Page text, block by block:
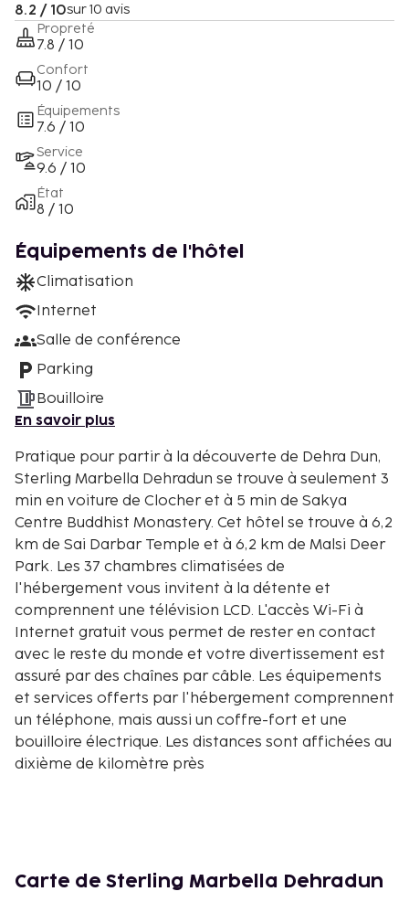
8.2 / 10sur 10 avis
Propreté
7.8 / 10
Confort
10 / 10
Équipements
7.6 / 10
Service
9.6 / 10
État
8 / 10
Équipements de l'hôtel
Climatisation
Internet
Salle de conférence
Parking
Bouilloire
En savoir plus
Pratique pour partir à la découverte de Dehra Dun,
Sterling Marbella Dehradun se trouve à seulement 3
min en voiture de Clocher et à 5 min de Sakya
Centre Buddhist Monastery. Cet hôtel se trouve à 6,2
km de Sai Darbar Temple et à 6,2 km de Malsi Deer
Park. Les 37 chambres climatisées de
l'hébergement vous invitent à la détente et
comprennent une télévision LCD. L'accès Wi-Fi à
Internet gratuit vous permet de rester en contact
avec le reste du monde et votre divertissement est
assuré par des chaînes par câble. Les équipements
et services offerts par l'hébergement comprennent
un téléphone, mais aussi un coffre-fort et une
bouilloire électrique. Les distances sont affichées au
dixième de kilomètre près
Bhatta Falls - 6,7 km
Carte de Sterling Marbella Dehradun